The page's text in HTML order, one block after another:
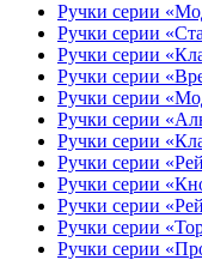
Ручки серии
Ручки серии
Ручки серии
Ручки серии
Ручки серии
Ручки серии
Ручки серии
Ручки серии
Ручки серии
Ручки серии
Ручки серии
Ручки серии